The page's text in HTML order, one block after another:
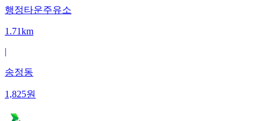
행정타운주유소
1.71km
|
송정동
1,825원